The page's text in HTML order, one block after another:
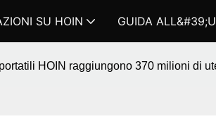
SU HOIN GUIDA
HOIN raggiungono 370 milioni di